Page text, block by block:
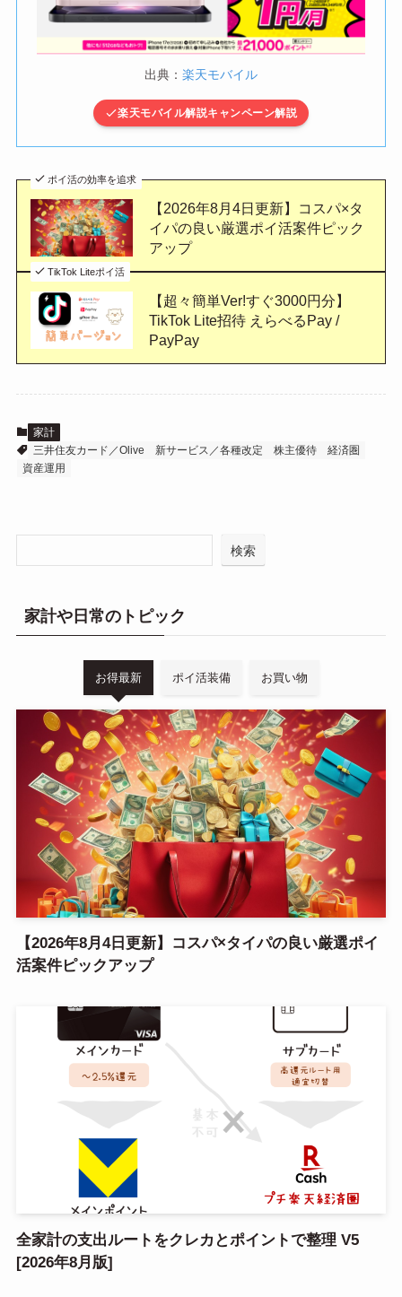
出典： 楽天モバイル
楽天モバイル解説キャンペーン解説
ポイ活の効率を追求
【2026年8月4日更新】コスパ×タ
イパの良い厳選ポイ活案件ピック
アップ
TikTok Liteポイ活
【超々簡単Ver!すぐ3000円分】
TikTok Lite招待 えらべるPay /
PayPay
家計
三井住友カード／Olive
新サービス／各種改定 株主優待
経済圏
資産運用
検索
家計や日常のトピック
お得最新 ポイ活装備 お買い物
【2026年8月4日更新】コスパ×タイパの良い厳選ポイ
活案件ピックアップ
全家計の支出ルートをクレカとポイントで整理 V5
[2026年8月版]